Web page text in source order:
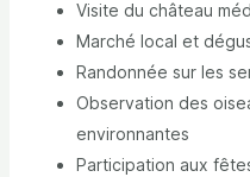
Visite du château
Marché local et
Randonnée sur les
Observation des
environnantes
Participation aux